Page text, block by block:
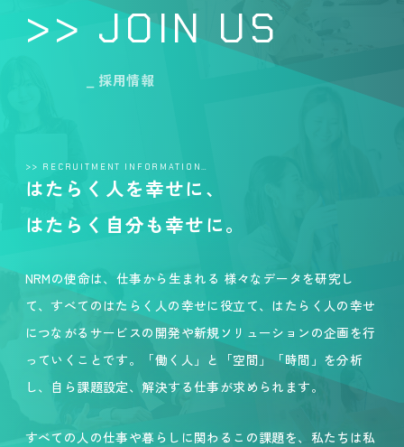
>> JOIN US
_ 採用情報
>> RECRUITMENT INFORMATION…
はたらく人を幸せに、
はたらく自分も幸せに。
NRMの使命は、仕事から生まれる 様々なデータを研究し
て、すべてのはたらく人の幸せに役立て、はたらく人の幸せ
につながるサービスの開発や新規ソリューションの企画を行
っていくことです。「働く人」と「空間」「時間」を分析
し、自ら課題設定、解決する仕事が求められます。
すべての人の仕事や暮らしに関わるこの課題を、私たちは私